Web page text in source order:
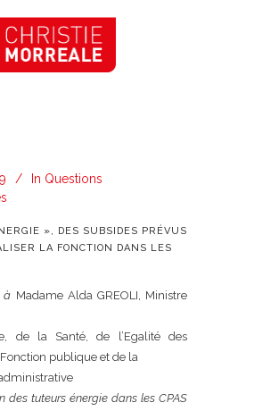
In Questions
», DES SUBSIDES PRÉVUS
LA FONCTION DANS LES
à Madame Alda GREOLI, Ministre
de la Santé, de l’Egalité des
publique et de la
des tuteurs énergie dans les CPAS